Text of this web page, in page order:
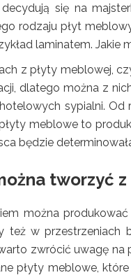
się na
rodzaju płyt
laminatem. Jakie
z płyty meblowej,
dlatego można z
sypialni. Od
meblowe to
będzie
tworzyć
można
też w przestrzeniach
zwrócić uwagę
płyty meblowe,